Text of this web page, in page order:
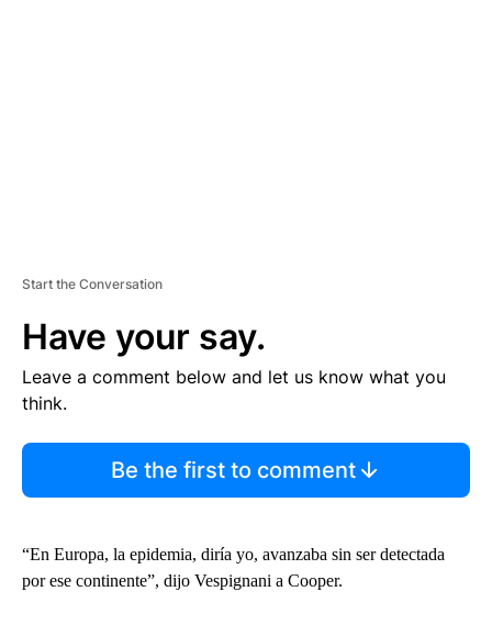
Start the Conversation
Have your say.
Leave a comment below and let us know what you
think.
Be the first to comment
“En Europa, la epidemia, diría yo, avanzaba sin ser detectada
por ese continente”, dijo Vespignani a Cooper.